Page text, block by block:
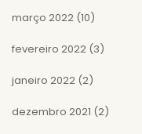
março 2022 (10)
fevereiro 2022 (3)
janeiro 2022 (2)
dezembro 2021 (2)